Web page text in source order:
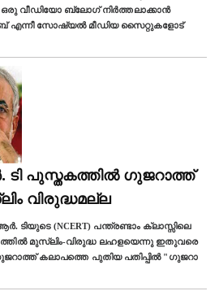
ഒരു വീഡിയോ ബ്ലോഗ് നിര്‍ത്തലാക്കാൻ
സോഷ്യൽ മീഡിയ സൈറ്റുകളോട്
പുസ്തകത്തില്‍ ഗുജറാത്ത്
വിരുദ്ധമല്ല
(NCERT) പന്ത്രണ്ടാം ക്ലാസ്സിലെ
മുസ്ലിം-വിരുദ്ധ ലഹളയെന്നു ഇതുവരെ
ഗുജറാത്ത് കലാപത്തെ പുതിയ പതിപ്പിൽ "ഗുജറാ